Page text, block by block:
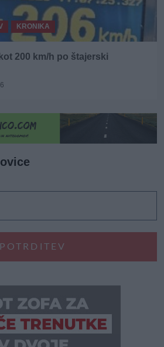
KRONIKA
200 km/h po štajerski